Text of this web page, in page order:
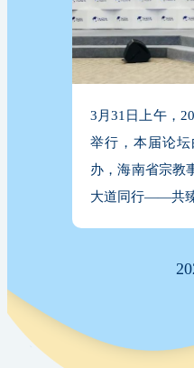
3月31日上午，
举行，本届论
办，海南省宗教
大道同行——共